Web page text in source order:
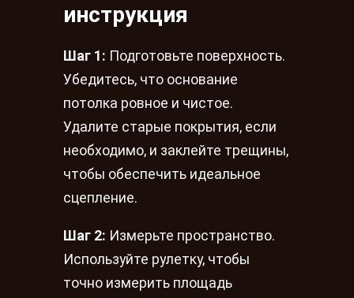
инструкция
Шаг 1: Подготовьте поверхность.
Убедитесь, что основание
потолка ровное и чистое.
Удалите старые покрытия, если
необходимо, и заклейте трещины,
чтобы обеспечить идеальное
сцепление.
Шаг 2: Измерьте пространство.
Используйте рулетку, чтобы
точно измерить площадь